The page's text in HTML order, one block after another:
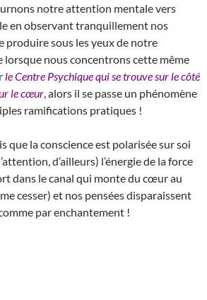
notre attention mentale vers
en observant tranquillement nos
produire sous les yeux de notre
lorsque nous concentrons cette même
le Centre Psychique qui se trouve sur le côté
le cœur , alors il se passe un phénomène
ramifications pratiques !
que la conscience est polarisée sur soi
d’ailleurs) l’énergie de la force
dans le canal qui monte du cœur au
cesser) et nos pensées disparaissent
par enchantement !